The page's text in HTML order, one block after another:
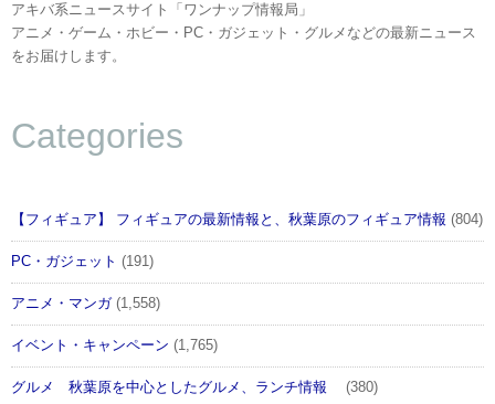
アキバ系ニュースサイト「ワンナップ情報局」
アニメ・ゲーム・ホビー・PC・ガジェット・グルメなどの最新ニュース
をお届けします。
Categories
【フィギュア】 フィギュアの最新情報と、秋葉原のフィギュア情報 (804)
PC・ガジェット (191)
アニメ・マンガ(1,558)
イベント・キャンペーン (1,765)
グルメ 秋葉原を中心としたグルメ、ランチ情報 (380)